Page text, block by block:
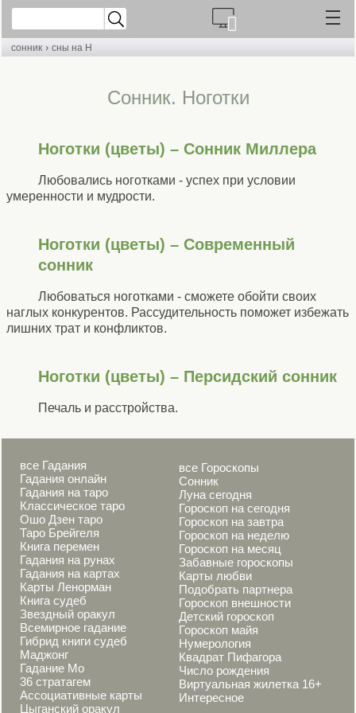
сонник › сны на Н
Cонник. Ноготки
Ноготки (цветы) – Сонник Миллера
Любовались ноготками - успех при условии
умеренности и мудрости.
Ноготки (цветы) – Современный
сонник
Любоваться ноготками - сможете обойти своих
наглых конкурентов. Рассудительность поможет избежать
лишних трат и конфликтов.
Ноготки (цветы) – Персидский сонник
Печаль и расстройства.
все Гадания
Гадания онлайн
Гадания на таро
Классическое таро
Ошо Дзен таро
Таро Брейгеля
Книга перемен
Гадания на рунах
Гадания на картах
Карты Ленорман
Книга судеб
Звездный оракул
Всемирное гадание
Гибрид книги судеб
Маджонг
Гадание Мо
36 стратагем
Ассоциативные карты
Цыганский оракул
все Гороскопы
Сонник
Луна сегодня
Гороскоп на сегодня
Гороскоп на завтра
Гороскоп на неделю
Гороскоп на месяц
Забавные гороскопы
Карты любви
Подобрать партнера
Гороскоп внешности
Детский гороскоп
Гороскоп майя
Нумерология
Квадрат Пифагора
Число рождения
Виртуальная жилетка 16+
Интересное